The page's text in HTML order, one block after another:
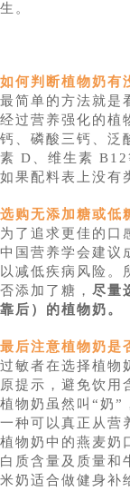
生。
如何判断植物奶有
最简单的方法就是
经过营养强化的植
钙、磷酸三钙、泛
素 D、维生素 B12
如果配料表上没有
选购无添加糖或低
为了追求更佳的口
中国营养学会建议
以减低疾病风险。
否添加了糖， 尽量
靠后）的植物奶。
最后注意植物奶是
过敏者在选择植物
原提示，避免饮用
植物奶虽然叫“奶”
一种可以真正从营
植物奶中的燕麦奶
白质含量及质量和
米奶适合做健身补